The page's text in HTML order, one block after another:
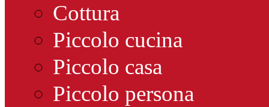
Cottura
Piccolo cucina
Piccolo casa
Piccolo persona